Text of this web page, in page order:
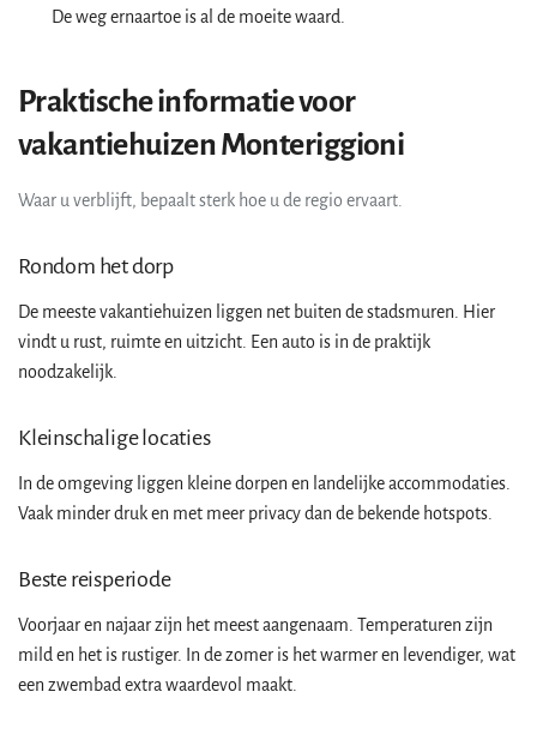
De weg ernaartoe is al de moeite waard.
Praktische informatie voor
vakantiehuizen Monteriggioni
Waar u verblijft, bepaalt sterk hoe u de regio ervaart.
Rondom het dorp
De meeste vakantiehuizen liggen net buiten de stadsmuren. Hier
vindt u rust, ruimte en uitzicht. Een auto is in de praktijk
noodzakelijk.
Kleinschalige locaties
In de omgeving liggen kleine dorpen en landelijke accommodaties.
Vaak minder druk en met meer privacy dan de bekende hotspots.
Beste reisperiode
Voorjaar en najaar zijn het meest aangenaam. Temperaturen zijn
mild en het is rustiger. In de zomer is het warmer en levendiger, wat
een zwembad extra waardevol maakt.